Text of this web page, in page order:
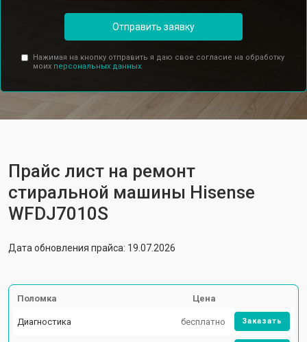
Отправить заявку
Нажимая на кнопку отправить я даю свое согласие на обработку
моих персональных данных.
Прайс лист на ремонт
стиральной машины Hisense
WFDJ7010S
Дата обновления прайса: 19.07.2026
Поломка Цена
Диагностика бесплатно Заказать